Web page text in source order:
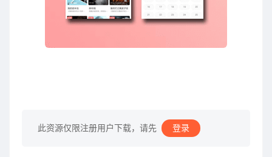
此资源仅限注册用户下载，请先 登录